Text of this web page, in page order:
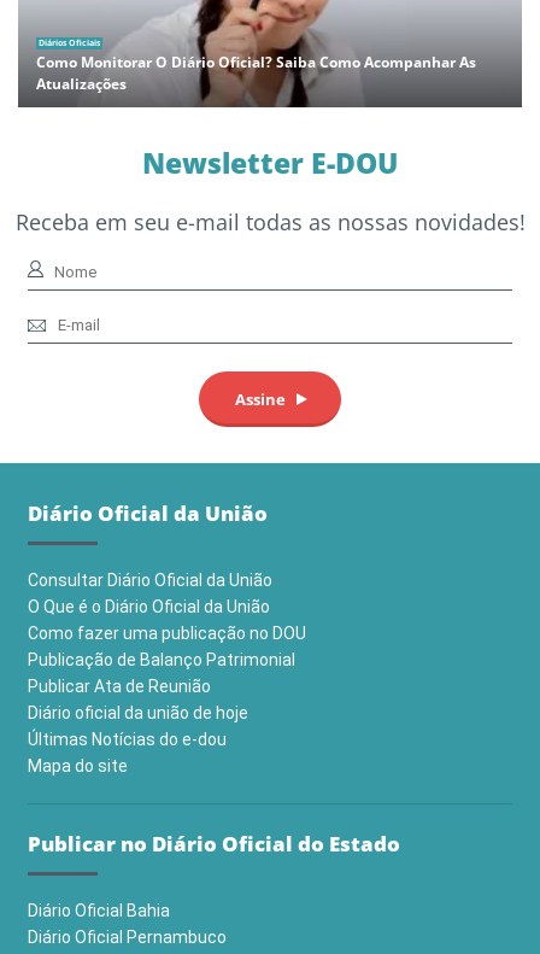
Diários Oficiais
Como Monitorar O Diário Oficial? Saiba Como Acompanhar As
Atualizações
Newsletter E-DOU
Receba em seu e-mail todas as nossas novidades!
Diário Oficial da União
Consultar Diário Oficial da União
O Que é o Diário Oficial da União
Como fazer uma publicação no DOU
Publicação de Balanço Patrimonial
Publicar Ata de Reunião
Diário oficial da união de hoje
Últimas Notícias do e-dou
Mapa do site
Publicar no Diário Oficial do Estado
Diário Oficial Bahia
Diário Oficial Pernambuco